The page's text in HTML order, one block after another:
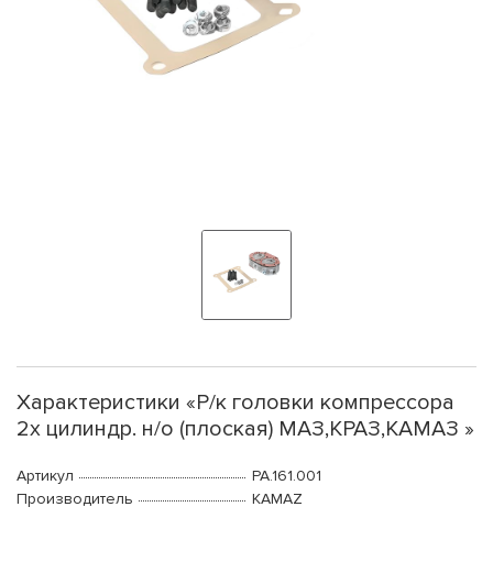
Характеристики «Р/к головки компрессора
2х цилиндр. н/о (плоская) МАЗ,КРАЗ,КАМАЗ »
Артикул
РА.161.001
Производитель
KAMAZ